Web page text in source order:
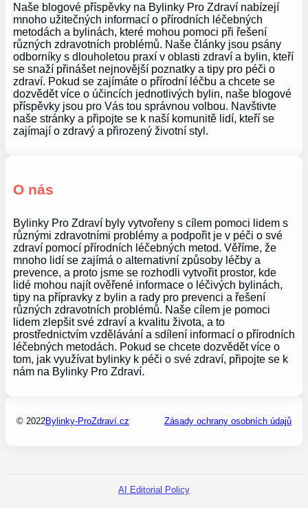
Naše blogové příspěvky na Bylinky Pro Zdraví nabízejí
mnoho užitečných informací o přírodních léčebných
metodách a bylinách, které mohou pomoci při řešení
různých zdravotních problémů. Naše články jsou psány
odborníky s dlouholetou praxí v oblasti zdraví a bylin, kteří
se snaží přinášet nejnovější poznatky a tipy pro péči o
zdraví. Pokud se zajímáte o přírodní léčbu a chcete se
dozvědět více o účincích jednotlivých bylin, naše blogové
příspěvky jsou pro Vás tou správnou volbou. Navštivte
naše stránky a připojte se k naší komunitě lidí, kteří se
zajímají o zdravý a přirozený životní styl.
O nás
Bylinky Pro Zdraví byly vytvořeny s cílem pomoci lidem s
různými zdravotními problémy a podpořit je v péči o své
zdraví pomocí přírodních léčebných metod. Věříme, že
mnoho lidí se zajímá o alternativní způsoby léčby a
prevence, a proto jsme se rozhodli vytvořit prostor, kde
lidé mohou najít ověřené informace o léčivých bylinách,
tipy na přípravky z bylin a rady pro prevenci a řešení
různých zdravotních problémů. Naše cílem je pomoci
lidem zlepšit své zdraví a kvalitu života, a to
prostřednictvím vzdělávání a sdílení informací o přírodních
léčebných metodách. Pokud se chcete dozvědět více o
tom, jak využívat bylinky k péči o své zdraví, připojte se k
nám na Bylinky Pro Zdraví.
© 2022Bylinky-ProZdraví.cz Zásady ochrany osobních údajů
AI Editorial Policy